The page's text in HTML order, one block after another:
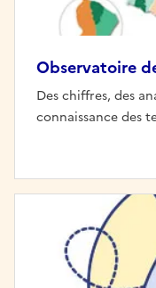
Observatoire
Des chiffres, des
connaissance des